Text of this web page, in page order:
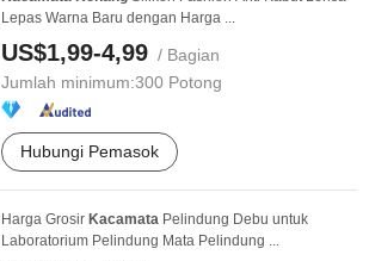
Lepas Warna Baru dengan Harga ...
US$1,99-4,99 / Bagian
Jumlah minimum:300 Potong
Hubungi Pemasok
Harga Grosir Kacamata Pelindung Debu untuk
Laboratorium Pelindung Mata Pelindung ...